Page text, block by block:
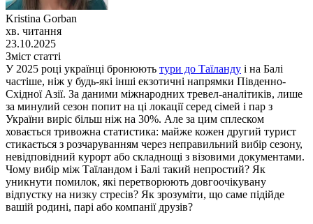
Kristina Gorban
хв. читання
23.10.2025
Зміст статті
У 2025 році українці бронюють тури до Таїланду і на Балі
частіше, ніж у будь‑які інші екзотичні напрямки Південно-
Східної Азії. За даними міжнародних тревел-аналітиків, лише
за минулий сезон попит на ці локації серед сімей і пар з
України виріс більш ніж на 30%. Але за цим сплеском
ховається тривожна статистика: майже кожен другий турист
стикається з розчаруванням через неправильний вибір сезону,
невідповідний курорт або складнощі з візовими документами.
Чому вибір між Таїландом і Балі такий непростий? Як
уникнути помилок, які перетворюють довгоочікувану
відпустку на низку стресів? Як зрозуміти, що саме підійде
вашій родині, парі або компанії друзів?